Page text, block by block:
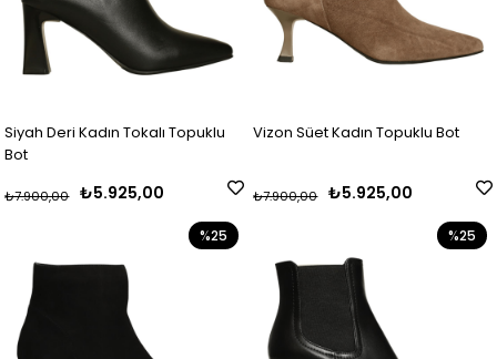
Siyah Deri Kadın Tokalı Topuklu
Bot
₺5.925,00
₺7.900,00
Vizon Süet Kadın Topuklu Bot
₺5.925,00
₺7.900,00
%25 %25